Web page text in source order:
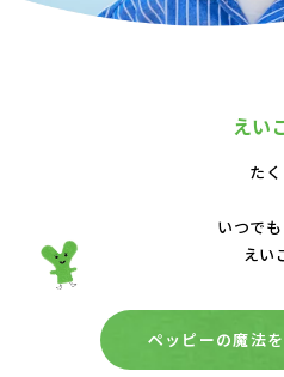
えい
た
いつでも
えい
ペッピーの魔法